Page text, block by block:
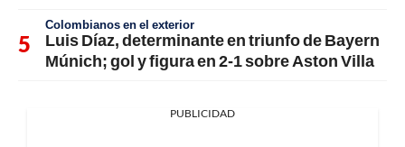
Colombianos en el exterior
Luis Díaz, determinante en triunfo de Bayern
Múnich; gol y figura en 2-1 sobre Aston Villa
PUBLICIDAD